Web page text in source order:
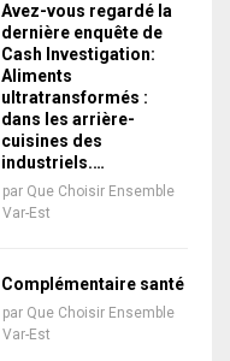
Avez-vous regardé la
dernière enquête de
Cash Investigation:
Aliments
ultratransformés :
dans les arrière-
cuisines des
industriels.…
par Que Choisir Ensemble
Var-Est
Complémentaire santé
par Que Choisir Ensemble
Var-Est